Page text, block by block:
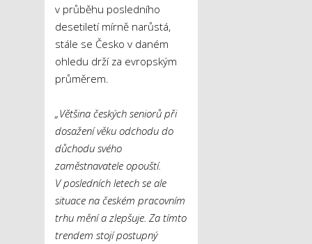
v průběhu posledního
desetiletí mírně narůstá,
stále se Česko v daném
ohledu drží za evropským
průměrem.
„Většina českých seniorů při
dosažení věku odchodu do
důchodu svého
zaměstnavatele opouští.
V posledních letech se ale
situace na českém pracovním
trhu mění a zlepšuje. Za tímto
trendem stojí postupný